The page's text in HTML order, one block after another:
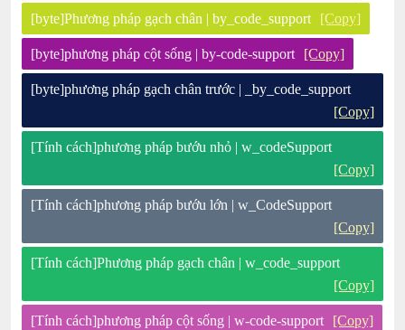
[byte]Phương pháp gạch chân | by_code_support [Copy]
[byte]phương pháp cột sống | by-code-support [Copy]
[byte]phương pháp gạch chân trước | _by_code_support
[Copy]
[Tính cách]phương pháp bướu nhỏ | w_codeSupport
[Copy]
[Tính cách]phương pháp bướu lớn | w_CodeSupport
[Copy]
[Tính cách]Phương pháp gạch chân | w_code_support
[Copy]
[Tính cách]phương pháp cột sống | w-code-support [Copy]